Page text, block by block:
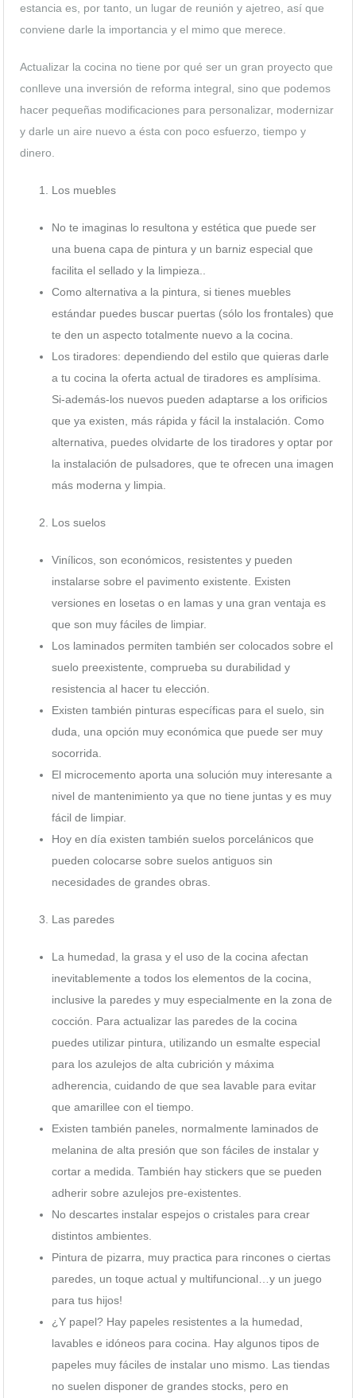
estancia es, por tanto, un lugar de reunión y ajetreo, así que
conviene darle la importancia y el mimo que merece.
Actualizar la cocina no tiene por qué ser un gran proyecto que
conlleve una inversión de reforma integral, sino que podemos
hacer pequeñas modificaciones para personalizar, modernizar
y darle un aire nuevo a ésta con poco esfuerzo, tiempo y
dinero.
Los muebles
No te imaginas lo resultona y estética que puede ser
una buena capa de pintura y un barniz especial que
facilita el sellado y la limpieza..
Como alternativa a la pintura, si tienes muebles
estándar puedes buscar puertas (sólo los frontales) que
te den un aspecto totalmente nuevo a la cocina.
Los tiradores: dependiendo del estilo que quieras darle
a tu cocina la oferta actual de tiradores es amplísima.
Si-además-los nuevos pueden adaptarse a los orificios
que ya existen, más rápida y fácil la instalación. Como
alternativa, puedes olvidarte de los tiradores y optar por
la instalación de pulsadores, que te ofrecen una imagen
más moderna y limpia.
Los suelos
Vinílicos, son económicos, resistentes y pueden
instalarse sobre el pavimento existente. Existen
versiones en losetas o en lamas y una gran ventaja es
que son muy fáciles de limpiar.
Los laminados permiten también ser colocados sobre el
suelo preexistente, comprueba su durabilidad y
resistencia al hacer tu elección.
Existen también pinturas específicas para el suelo, sin
duda, una opción muy económica que puede ser muy
socorrida.
El microcemento aporta una solución muy interesante a
nivel de mantenimiento ya que no tiene juntas y es muy
fácil de limpiar.
Hoy en día existen también suelos porcelánicos que
pueden colocarse sobre suelos antiguos sin
necesidades de grandes obras.
Las paredes
La humedad, la grasa y el uso de la cocina afectan
inevitablemente a todos los elementos de la cocina,
inclusive la paredes y muy especialmente en la zona de
cocción. Para actualizar las paredes de la cocina
puedes utilizar pintura, utilizando un esmalte especial
para los azulejos de alta cubrición y máxima
adherencia, cuidando de que sea lavable para evitar
que amarillee con el tiempo.
Existen también paneles, normalmente laminados de
melanina de alta presión que son fáciles de instalar y
cortar a medida. También hay stickers que se pueden
adherir sobre azulejos pre-existentes.
No descartes instalar espejos o cristales para crear
distintos ambientes.
Pintura de pizarra, muy practica para rincones o ciertas
paredes, un toque actual y multifuncional…y un juego
para tus hijos!
¿Y papel? Hay papeles resistentes a la humedad,
lavables e idóneos para cocina. Hay algunos tipos de
papeles muy fáciles de instalar uno mismo. Las tiendas
no suelen disponer de grandes stocks, pero en